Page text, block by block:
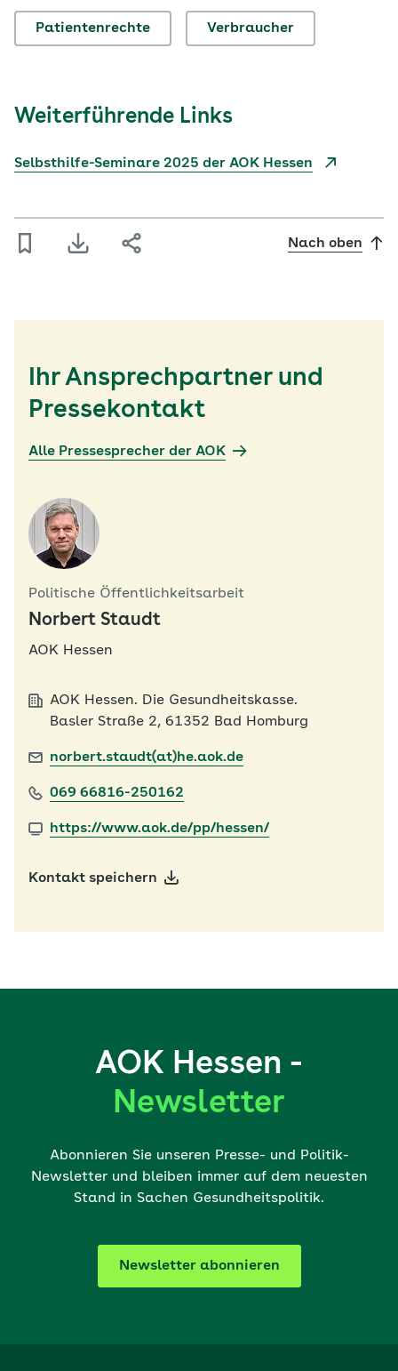
Patientenrechte Verbraucher
Weiterführende Links
Selbsthilfe-Seminare 2025 der AOK Hessen
Nach oben
Ihr Ansprechpartner und
Pressekontakt
Alle Pressesprecher der AOK
Politische Öffentlichkeitsarbeit
Norbert Staudt
AOK Hessen
AOK Hessen. Die Gesundheitskasse.
Basler Straße 2, 61352 Bad Homburg
norbert.staudt(at)he.aok.de
069 66816-250162
https://www.aok.de/pp/hessen/
Kontakt speichern
AOK Hessen -
Newsletter
Abonnieren Sie unseren Presse- und Politik-
Newsletter und bleiben immer auf dem neuesten
Stand in Sachen Gesundheitspolitik.
Newsletter abonnieren